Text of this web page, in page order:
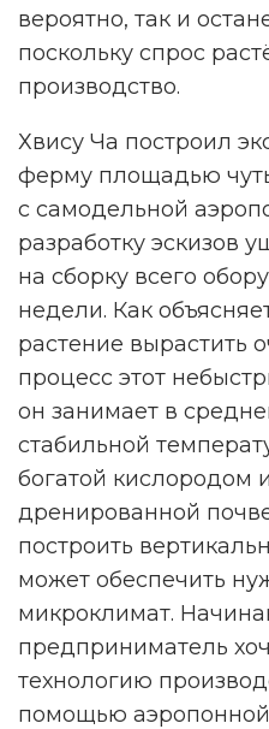
вероятно, так и
поскольку спрос
производство.
Хвису Ча построил
ферму площадью
с самодельной
разработку эскизов
на сборку всего
недели. Как
растение вырастить
процесс этот
он занимает в
стабильной
богатой кислородом
дренированной
построить
может обеспечить
микроклимат.
предприниматель
технологию
помощью аэропонной